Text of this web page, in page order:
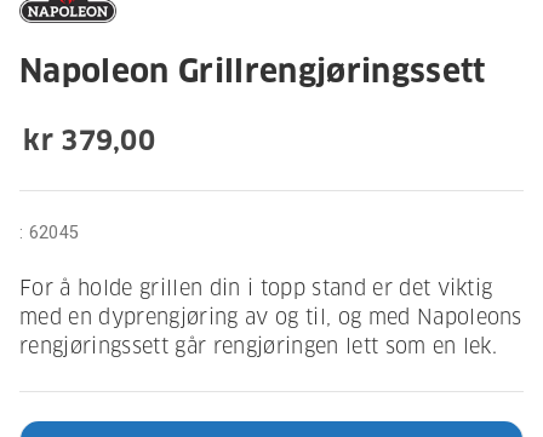
Napoleon Grillrengjøringssett
kr 379,00
: 62045
For å holde grillen din i topp stand er det viktig
med en dyprengjøring av og til, og med Napoleons
rengjøringssett går rengjøringen lett som en lek.